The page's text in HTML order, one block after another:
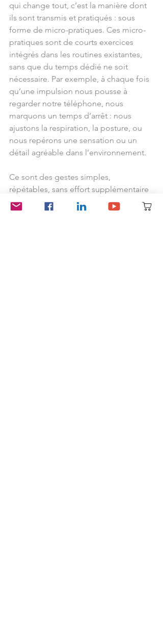
qui change tout, c’est la manière dont
ils sont transmis et pratiqués : sous
forme de micro-pratiques. Ces micro-
pratiques sont de courts exercices
intégrés dans les routines existantes,
sans que du temps dédié ne soit
nécessaire. Par exemple, à chaque fois
qu’une impulsion nous pousse à
regarder notre téléphone, nous
marquons un temps d’arrêt : nous
ajustons la respiration, la posture, ou
nous repérons une sensation ou un
détail agréable dans l’environnement.
Ce sont des gestes simples,
répétables, sans effort supplémentaire
ni temps dédié. Et c’est précisément
ce qui leur donne leur efficacité : ils